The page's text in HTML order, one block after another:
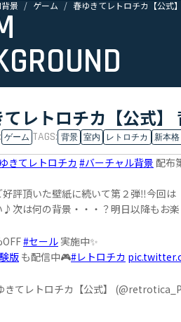
景 ゲーム 春ゆきてレトロチカ【公式
レトロチカ【公式】
ゲーム TAGS: 背景 室内 レトロチカ 新本
きてレトロチカ #バーチャル背景 配布
好評頂いた壁紙に続いて第２弾‼今回
♪次は何の背景・・・？明日以降もお
#セール 実施中✨
版も配信中🎮#レトロチカ
きてレトロチカ【公式】